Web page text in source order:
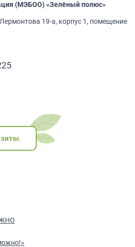
(МЭБОО) «Зелёный полюс»
19-а, корпус 1, помещение